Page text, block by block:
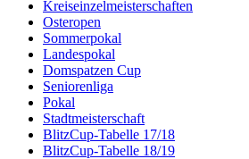
Kreiseinzelmeisterschaften
Osteropen
Sommerpokal
Landespokal
Domspatzen Cup
Seniorenliga
Pokal
Stadtmeisterschaft
BlitzCup-Tabelle 17/18
BlitzCup-Tabelle 18/19